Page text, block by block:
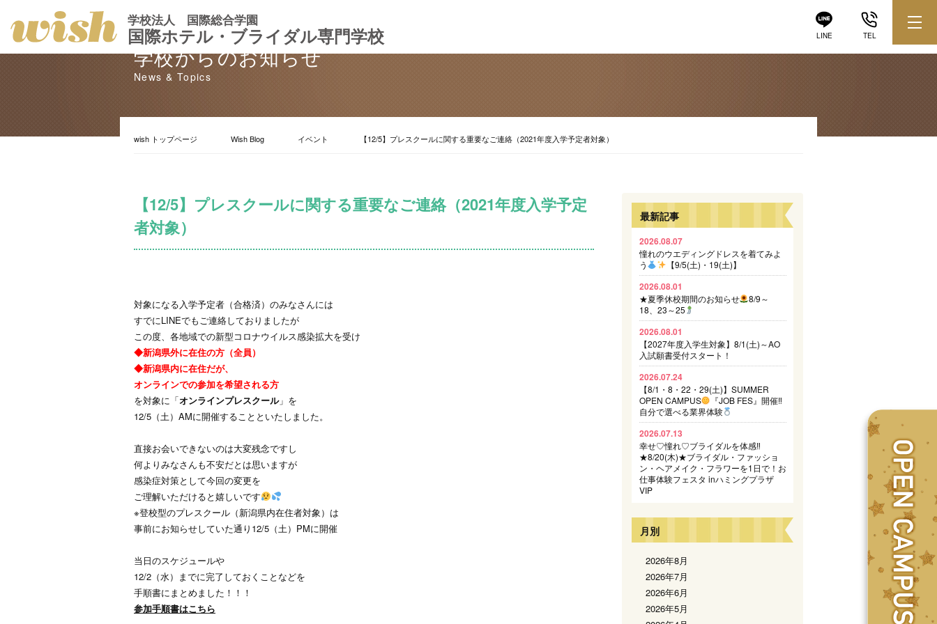
LINE TEL
学校法人 国際総合学園
国際ホテル・ブライダル専門学校
学校からのお知らせ
News & Topics
wish トップページ Wish Blog イベント 【12/5】プレスクールに関する重要なご連絡（2021年度入学予定者対象）
【12/5】プレスクールに関する重要なご連絡（2021年度入学予定
者対象）
対象になる入学予定者（合格済）のみなさんには
すでにLINEでもご連絡しておりましたが
この度、各地域での新型コロナウイルス感染拡大を受け
◆新潟県外に在住の方（全員）
◆新潟県内に在住だが、
オンラインでの参加を希望される方
を対象に「オンラインプレスクール」を
12/5（土）AMに開催することといたしました。
直接お会いできないのは大変残念ですし
何よりみなさんも不安だとは思いますが
感染症対策として今回の変更を
ご理解いただけると嬉しいです
※登校型のプレスクール（新潟県内在住者対象）は
事前にお知らせしていた通り12/5（土）PMに開催
当日のスケジュールや
12/2（水）までに完了しておくことなどを
手順書にまとめました！！！
参加手順書はこちら
最新記事
2026.08.07
憧れのウエディングドレスを着てみよ
う
【9/5(土)・19(土)】
2026.08.01
★夏季休校期間のお知らせ
8/9～
18、23～25
2026.08.01
【2027年度入学生対象】8/1(土)～AO
入試願書受付スタート！
2026.07.24
【8/1・8・22・29(土)】SUMMER
OPEN CAMPUS
『JOB FES』開催‼
自分で選べる業界体験
2026.07.13
幸せ♡憧れ♡ブライダルを体感‼
★8/20(木)★ブライダル・ファッショ
ン・ヘアメイク・フラワーを1日で！お
仕事体験フェスタ inハミングプラザ
VIP
月別
2026年8月
2026年7月
2026年6月
2026年5月